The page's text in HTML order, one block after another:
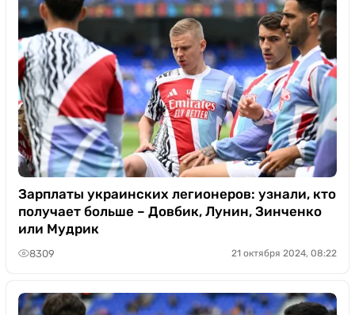
Зарплаты украинских легионеров: узнали, кто
получает больше – Довбик, Лунин, Зинченко
или Мудрик
8309 21 октября 2024, 08:22